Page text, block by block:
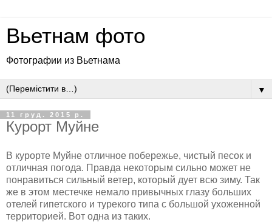
Вьетнам фото
Фотографии из Вьетнама
▼
11 груд. 2015 р.
Курорт Муйне
В курорте Муйне отличное побережье, чистый песок и
отличная погода. Правда некоторым сильно может не
понравиться сильный ветер, который дует всю зиму. Так
же в этом местечке немало привычных глазу больших
отелей гипетского и турекого типа с большой ухоженной
территорией. Вот одна из таких.